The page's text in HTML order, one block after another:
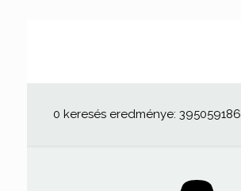
0 keresés eredménye: 395059186